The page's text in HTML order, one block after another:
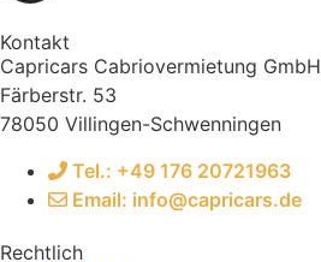
Kontakt
Capricars Cabriovermietung GmbH
Färberstr. 53
78050 Villingen-Schwenningen
Tel.: +49 176 20721963
Email: info@capricars.de
Rechtlich